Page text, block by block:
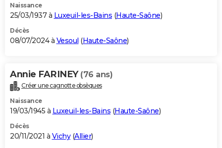
Dictionnaire
Biographies
Citations
Expressions
Proverbes
PROGRAMME TV
S'inscrire
Se connecter
Lycées
Collèges
Primaires
Universités
Entreprises
Service militaire
Avis de recherche
AVIS DE DÉCÈS
Bricolage
Lifestyle
Culture
Sport
Auto
Television
Voyage
Cinema
Naissance
25/03/1937 à Luxeuil-les-Bains (Haute-Saône)
Décès
08/07/2024 à Vesoul (Haute-Saône)
Annie FARINEY (76 ans)
Créer une cagnotte obsèques
Naissance
19/03/1945 à Luxeuil-les-Bains (Haute-Saône)
Décès
20/11/2021 à Vichy(Allier)